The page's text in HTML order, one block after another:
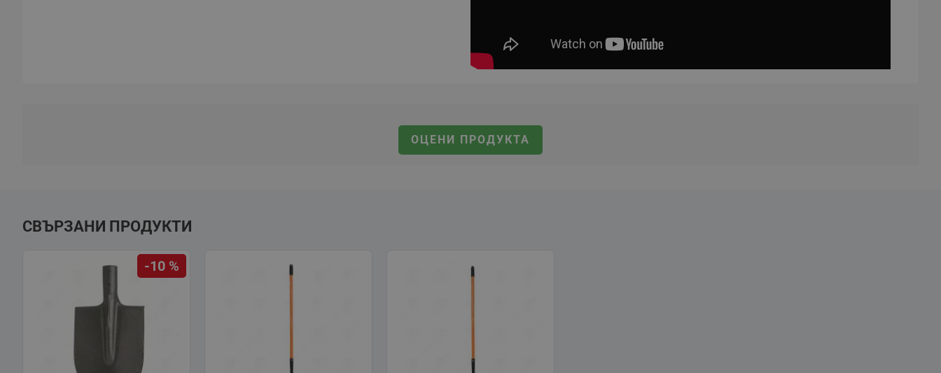
ОЦЕНИ ПРОДУКТА
СВЪРЗАНИ ПРОДУКТИ
-10 %